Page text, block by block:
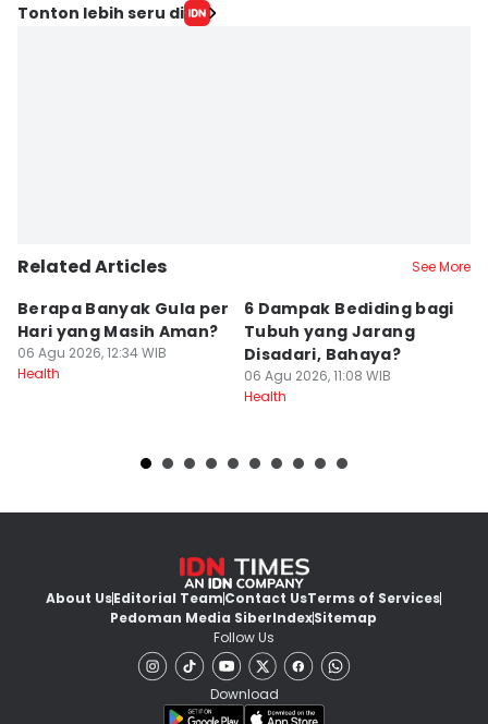
Tonton lebih seru di
Related Articles See More
Berapa Banyak Gula per
Hari yang Masih Aman?
06 Agu 2026, 12:34 WIB
Health
6 Dampak Bediding bagi
Tubuh yang Jarang
Disadari, Bahaya?
06 Agu 2026, 11:08 WIB
Health
About UsEditorial TeamContact UsTerms of Services
Pedoman Media SiberIndexSitemap
Follow Us
Download